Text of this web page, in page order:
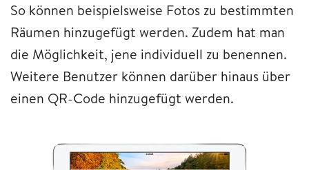
So können beispielsweise Fotos zu bestimmten
Räumen hinzugefügt werden. Zudem hat man
die Möglichkeit, jene individuell zu benennen.
Weitere Benutzer können darüber hinaus über
einen QR-Code hinzugefügt werden.